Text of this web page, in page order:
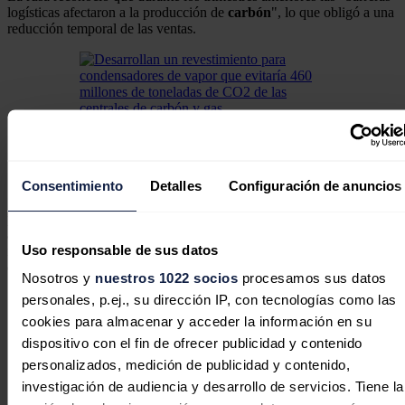
Consentimiento Detalles Configuración de anuncios
Uso responsable de sus datos
Nosotros y nuestros 1022 sociosprocesamos sus datos
personales, p.ej., su dirección IP, con tecnologías como las
cookies para almacenar y acceder la información en su
dispositivo con el fin de ofrecer publicidad y contenido
personalizados, medición de publicidad y contenido,
investigación de audiencia y desarrollo de servicios. Tiene la
logísticas afectaron a la producción de carbón", lo que obligó a una
reducción temporal de las ventas.
minería, y el desarrollo de nuevosproyectos